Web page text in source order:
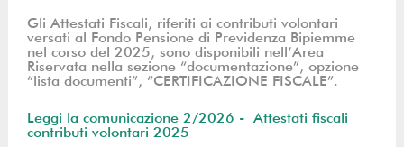
Gli Attestati Fiscali, riferiti ai contributi volontari
versati al Fondo Pensione di Previdenza Bipiemme
nel corso del 2025, sono disponibili nell’Area
Riservata nella sezione “documentazione”, opzione
“lista documenti”, “CERTIFICAZIONE FISCALE”.
Leggi la comunicazione 2/2026 - Attestati fiscali
contributi volontari 2025